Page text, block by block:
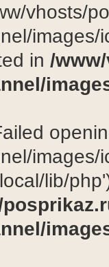
vhosts/
in /
images/
lib/